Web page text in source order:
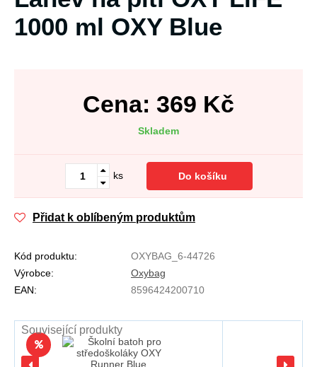
1000 ml OXY Blue
Cena: 369 Kč
Skladem
ks Do košíku
Přidat k oblíbeným produktům
Kód produktu:
OXYBAG_6-44726
Výrobce:
Oxybag
EAN:
8596424200710
Související produkty